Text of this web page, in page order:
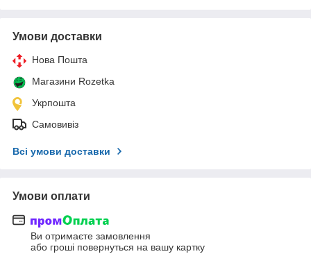
Умови доставки
Нова Пошта
Магазини Rozetka
Укрпошта
Самовивіз
Всі умови доставки
Умови оплати
Ви отримаєте замовлення
або гроші повернуться на вашу картку